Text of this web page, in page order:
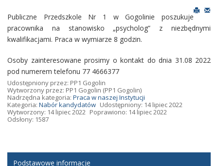
Publiczne Przedszkole Nr 1 w Gogolinie poszukuje
pracownika na stanowisko „psycholog” z niezbędnymi
kwalifikacjami. Praca w wymiarze 8 godzin.
Osoby zainteresowane prosimy o kontakt do dnia 31.08 2022
pod numerem telefonu 77 4666377
Udostępniony przez: PP1 Gogolin
Wytworzony przez: PP1 Gogolin (PP1 Gogolin)
Nadrzędna kategoria: Praca w naszej Instytucji
Kategoria: Nabór kandydatów Udostępniony: 14 lipiec 2022
Wytworzony: 14 lipiec 2022 Poprawiono: 14 lipiec 2022
Odsłony: 1587
Podstawowe informacje